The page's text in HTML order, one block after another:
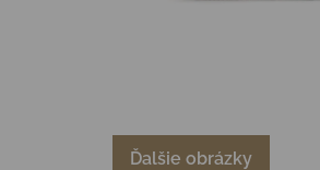
Ďalšie obrázky